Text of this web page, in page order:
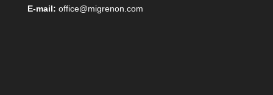
E-mail: office@migrenon.com